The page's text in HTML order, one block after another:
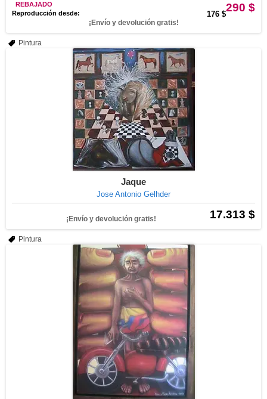
290 $
REBAJADO
Reproducción desde:
176 $
¡Envío y devolución gratis!
Pintura
Jaque
Jose Antonio Gelhder
17.313 $
¡Envío y devolución gratis!
Pintura